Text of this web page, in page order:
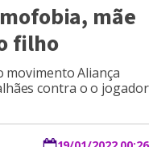
mãe
filho
Aliança
contra o o jogador